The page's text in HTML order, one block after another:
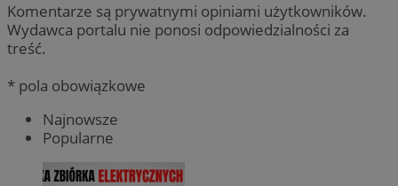
Komentarze są prywatnymi opiniami użytkowników.
Wydawca portalu nie ponosi odpowiedzialności za
treść.
* pola obowiązkowe
Najnowsze
Popularne